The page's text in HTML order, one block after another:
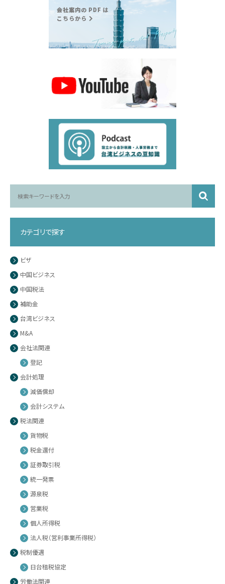
カテゴリで探す
ビザ
中国ビジネス
中国税法
補助金
台湾ビジネス
M&A
会社法関連
登記
会計処理
減価償却
会計システム
税法関連
貨物税
税金還付
証券取引税
統一発票
源泉税
営業税
個人所得税
法人税（営利事業所得税）
税制優遇
日台租税協定
労働法関連